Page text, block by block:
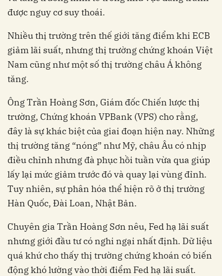
được nguy cơ suy thoái.
Nhiều thị trường trên thế giới tăng điểm khi ECB
giảm lãi suất, nhưng thị trường chứng khoán Việt
Nam cũng như một số thị trường châu Á không
tăng.
Ông Trần Hoàng Sơn, Giám đốc Chiến lược thị
trường, Chứng khoán VPBank (VPS) cho rằng,
đây là sự khác biệt của giai đoạn hiện nay. Những
thị trường tăng “nóng” như Mỹ, châu Âu có nhịp
điều chỉnh nhưng đà phục hồi tuần vừa qua giúp
lấy lại mức giảm trước đó và quay lại vùng đỉnh.
Tuy nhiên, sự phân hóa thể hiện rõ ở thị trường
Hàn Quốc, Đài Loan, Nhật Bản.
Chuyên gia Trần Hoàng Sơn nêu, Fed hạ lãi suất
nhưng giới đầu tư có nghi ngại nhất định. Dữ liệu
quá khứ cho thấy thị trường chứng khoán có biến
động khó lường vào thời điểm Fed hạ lãi suất.